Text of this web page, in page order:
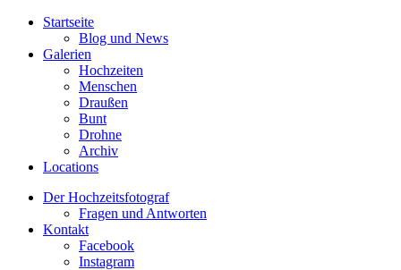
Startseite
Blog und News
Galerien
Hochzeiten
Menschen
Draußen
Bunt
Drohne
Archiv
Locations
Der Hochzeitsfotograf
Fragen und Antworten
Kontakt
Facebook
Instagram